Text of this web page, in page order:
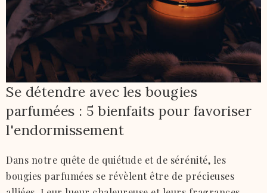
Se détendre avec les bougies
parfumées : 5 bienfaits pour favoriser
l'endormissement
Dans notre quête de quiétude et de sérénité, les
bougies parfumées se révèlent être de précieuses